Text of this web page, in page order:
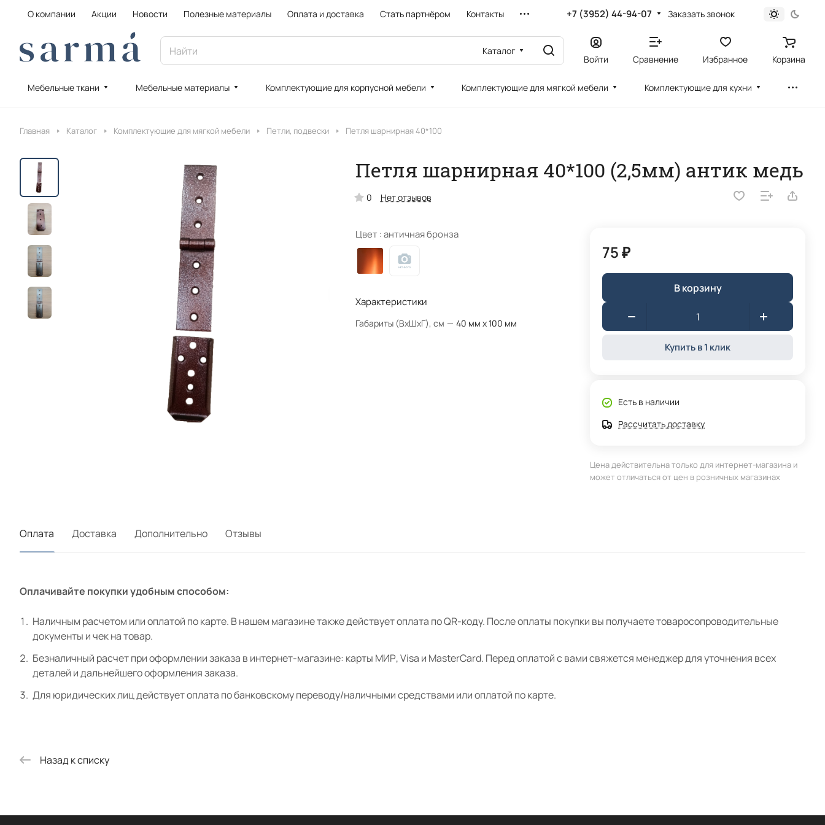
О компании Акции Новости Полезные материалы Оплата и доставка Стать партнёром Контакты +7 (3952) 44-94-07 Заказать звонок
Каталог
Войти Сравнение Избранное Корзина
Мебельные ткани Мебельные материалы Комплектующие для корпусной мебели Комплектующие для мягкой мебели Комплектующие для кухни
Главная Каталог Комплектующие для мягкой мебели Петли, подвески Петля шарнирная 40*100
Петля шарнирная 40*100 (2,5мм) антик медь
0 Нет отзывов
Цвет :античная бронза
Характеристики
Габариты (ВхШхГ), см — 40 мм х 100 мм
75 ₽
В корзину
Купить в 1 клик
Есть в наличии
Рассчитать доставку
Цена действительна только для интернет-магазина и
может отличаться от цен в розничных магазинах
Оплата Доставка Дополнительно Отзывы
Оплачивайте покупки удобным способом:
Наличным расчетом или оплатой по карте. В нашем магазине также действует оплата по QR-коду. После оплаты покупки вы получаете товаросопроводительные
документы и чек на товар.
Безналичный расчет при оформлении заказа в интернет-магазине: карты МИР, Visa и MasterCard. Перед оплатой с вами свяжется менеджер для уточнения всех
деталей и дальнейшего оформления заказа.
Для юридических лиц действует оплата по банковскому переводу/наличными средствами или оплатой по карте.
Назад к списку